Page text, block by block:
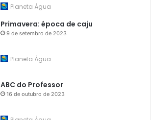
Planeta Água
Primavera: época de caju
9 de setembro de 2023
Planeta Água
ABC do Professor
16 de outubro de 2023